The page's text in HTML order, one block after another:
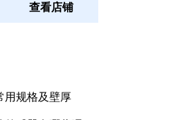
查看店铺
用规格及壁厚